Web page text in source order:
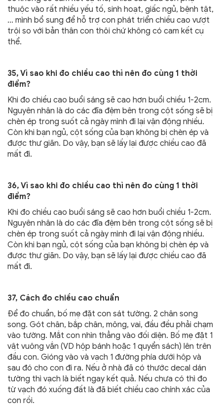
thuộc vào rất nhiều yếu tố, sinh hoạt, giấc ngủ, bệnh tật,
… mình bổ sung để hỗ trợ con phát triển chiều cao vượt
trội so với bản thân con thôi chứ không có cam kết cụ
thể.
35, Vì sao khi đo chiều cao thì nên đo cùng 1 thời
điểm?
Khi đo chiều cao buổi sáng sẽ cao hơn buổi chiều 1-2cm.
Nguyên nhân là do các đĩa đệm bên trong cột sống sẽ bị
chèn ép trong suốt cả ngày mình đi lại vận động nhiều.
Còn khi bạn ngủ, cột sống của bạn không bị chèn ép và
được thư giãn. Do vậy, bạn sẽ lấy lại được chiều cao đã
mất đi.
36, Vì sao khi đo chiều cao thì nên đo cùng 1 thời
điểm?
Khi đo chiều cao buổi sáng sẽ cao hơn buổi chiều 1-2cm.
Nguyên nhân là do các đĩa đệm bên trong cột sống sẽ bị
chèn ép trong suốt cả ngày mình đi lại vận động nhiều.
Còn khi bạn ngủ, cột sống của bạn không bị chèn ép và
được thư giãn. Do vậy, bạn sẽ lấy lại được chiều cao đã
mất đi.
37, Cách đo chiều cao chuẩn
Để đo chuẩn, bố mẹ đặt con sát tường. 2 chân song
song. Gót chân, bắp chân, mông, vai, đầu đều phải chạm
vào tường. Mắt con nhìn thẳng vào đối diện. Bố mẹ đặt 1
vật vuông vắn (VD hộp bánh hoặc 1 quyển sách) lên trên
đầu con. Gióng vào và vạch 1 đường phía dưới hộp và
sau đó cho con đi ra. Nếu ở nhà đã có thước decal dán
tường thì vạch là biết ngay kết quả. Nếu chưa có thì đo
từ vạch đó xuống đất là đã biết chiều cao chính xác của
con rồi.